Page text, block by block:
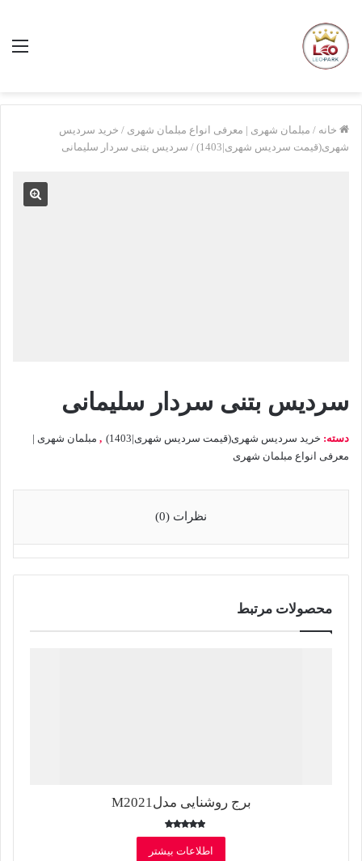
خانه / مبلمان شهری | معرفی انواع مبلمان شهری / خرید سردیس
شهری(قیمت سردیس شهری|1403)
/ سردیس بتنی سردار سلیمانی
سردیس بتنی سردار سلیمانی
دسته: خرید سردیس شهری(قیمت سردیس شهری|1403) , مبلمان شهری |
معرفی انواع مبلمان شهری
نظرات (0)
محصولات مرتبط
برج روشنایی مدلM2021
امتیاز
5.00
از 5
اطلاعات بیشتر